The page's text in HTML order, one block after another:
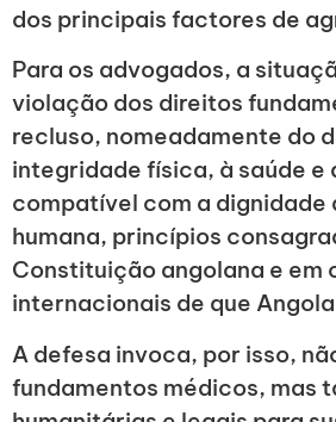
dos principais factores de
Para os advogados, a
violação dos direitos
recluso, nomeadamente do
integridade física, à saúde e
compatível com a dignidade
humana, princípios
Constituição angolana e em
internacionais de que
A defesa invoca, por isso,
fundamentos médicos, mas